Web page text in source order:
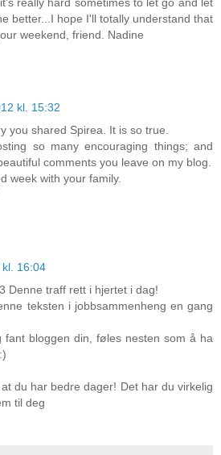
really hard sometimes to let go and let
better...I hope I'll totally understand that
weekend, friend. Nadine
kl. 15:32
you shared Spirea. It is so true.
so many encouraging things; and
comments you leave on my blog.
week with your family.
16:04
Denne traff rett i hjertet i dag!
teksten i jobbsammenheng en gang
fant bloggen din, føles nesten som å ha
du har bedre dager! Det har du virkelig
til deg